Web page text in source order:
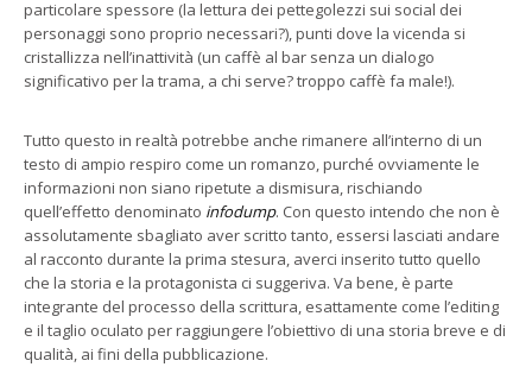
particolare spessore (la lettura dei pettegolezzi sui social dei
personaggi sono proprio necessari?), punti dove la vicenda si
cristallizza nell’inattività (un caffè al bar senza un dialogo
significativo per la trama, a chi serve? troppo caffè fa male!).
Tutto questo in realtà potrebbe anche rimanere all’interno di un
testo di ampio respiro come un romanzo, purché ovviamente le
informazioni non siano ripetute a dismisura, rischiando
quell’effetto denominato infodump. Con questo intendo che non è
assolutamente sbagliato aver scritto tanto, essersi lasciati andare
al racconto durante la prima stesura, averci inserito tutto quello
che la storia e la protagonista ci suggeriva. Va bene, è parte
integrante del processo della scrittura, esattamente come l’editing
e il taglio oculato per raggiungere l’obiettivo di una storia breve e di
qualità, ai fini della pubblicazione.